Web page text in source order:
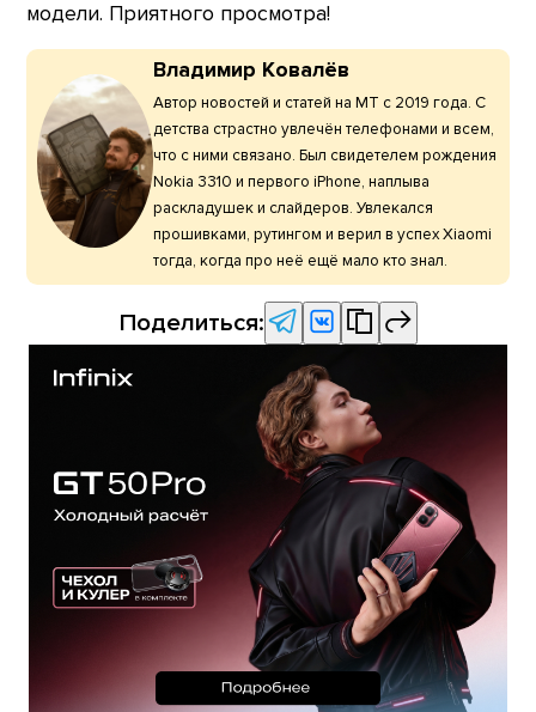
модели. Приятного просмотра!
Владимир Ковалёв
Автор новостей и статей на МТ с 2019 года. С
детства страстно увлечён телефонами и всем,
что с ними связано. Был свидетелем рождения
Nokia 3310 и первого iPhone, наплыва
раскладушек и слайдеров. Увлекался
прошивками, рутингом и верил в успех Xiaomi
тогда, когда про неё ещё мало кто знал.
Поделиться: